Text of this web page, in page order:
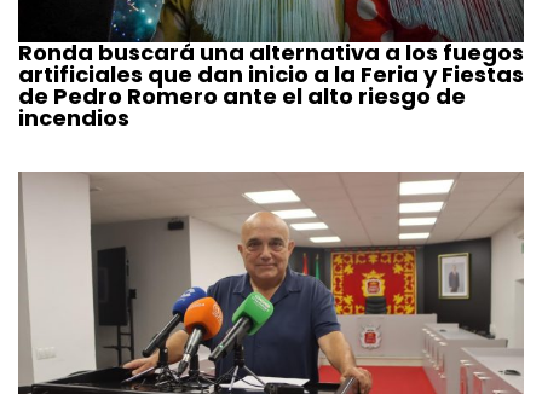
Ronda buscará una alternativa a los fuegos
artificiales que dan inicio a la Feria y Fiestas
de Pedro Romero ante el alto riesgo de
incendios